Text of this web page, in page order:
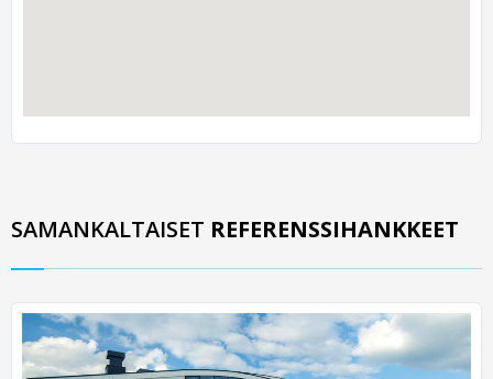
SAMANKALTAISET REFERENSSIHANKKEET